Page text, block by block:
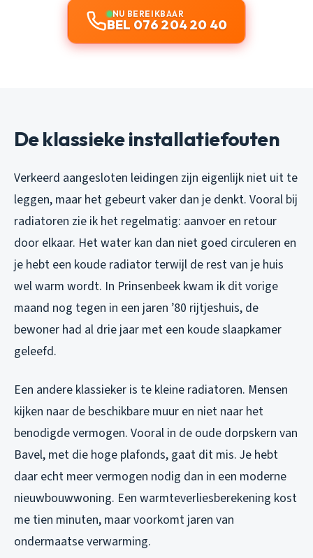
NU BEREIKBAAR
BEL 076 204 20 40
De klassieke installatiefouten
Verkeerd aangesloten leidingen zijn eigenlijk niet uit te
leggen, maar het gebeurt vaker dan je denkt. Vooral bij
radiatoren zie ik het regelmatig: aanvoer en retour
door elkaar. Het water kan dan niet goed circuleren en
je hebt een koude radiator terwijl de rest van je huis
wel warm wordt. In Prinsenbeek kwam ik dit vorige
maand nog tegen in een jaren ’80 rijtjeshuis, de
bewoner had al drie jaar met een koude slaapkamer
geleefd.
Een andere klassieker is te kleine radiatoren. Mensen
kijken naar de beschikbare muur en niet naar het
benodigde vermogen. Vooral in de oude dorpskern van
Bavel, met die hoge plafonds, gaat dit mis. Je hebt
daar echt meer vermogen nodig dan in een moderne
nieuwbouwwoning. Een warmteverliesberekening kost
me tien minuten, maar voorkomt jaren van
ondermaatse verwarming.